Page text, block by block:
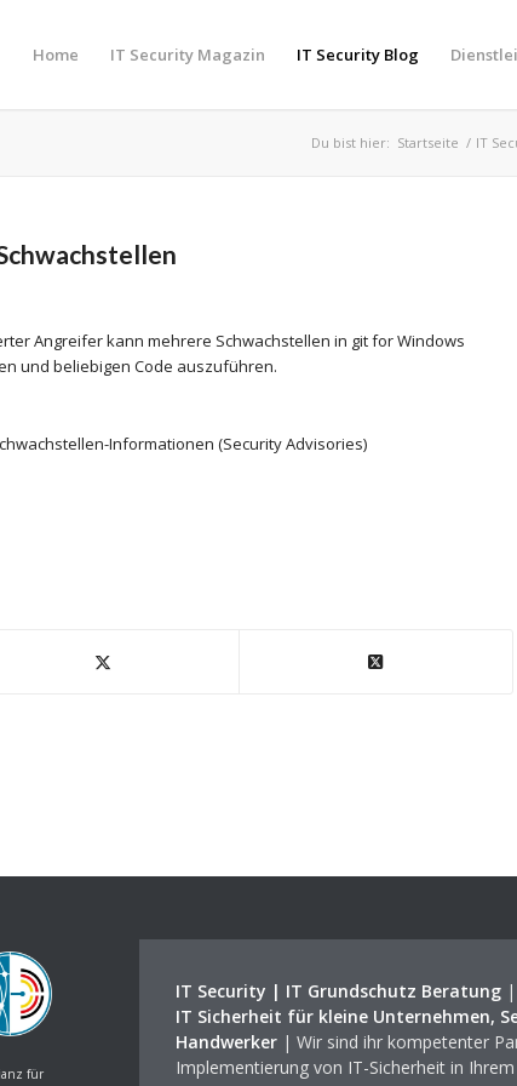
Home IT Security Magazin IT Security Blog
Du bist hier: Startseite / IT
Angreifer kann mehrere Schwachstellen in git for Windows
und beliebigen Code auszuführen.
Informationen (Security Advisories)
für
IT Security | IT Grundschutz Beratung|
IT Sicherheit für kleine Unternehmen,
Handwerker| Wir sind ihr kompetenter
Implementierung von IT-Sicherheit in